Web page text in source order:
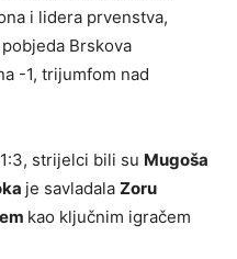
i lidera prvenstva,
Brskova
-1, trijumfom nad
strijelci bili su Mugoša
je savladala Zoru
kao ključnim igračem